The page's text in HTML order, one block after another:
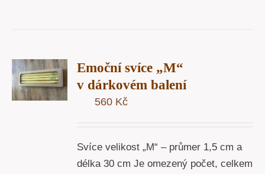
Emoční svíce „M“
v dárkovém balení
560 Kč
Svíce velikost „M“ – průmer 1,5 cm a
délka 30 cm Je omezený počet, celkem